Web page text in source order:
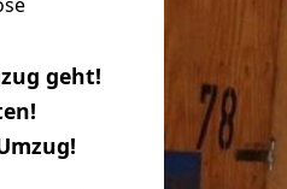
geht!